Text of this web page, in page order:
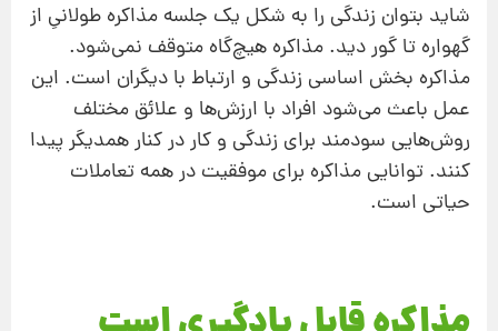
شاید بتوان زندگی را به‌ شکل یک جلسه مذاکره طولانیِ از
گهواره تا گور دید. مذاکره هیچ‌گاه متوقف نمی‌شود.
مذاکره بخش اساسی زندگی و ارتباط با دیگران است. این
عمل باعث می‌شود افراد با ارزش‌ها و علائق مختلف
روش‌هایی سودمند برای زندگی و کار در کنار همدیگر پیدا
‌کنند. توانایی مذاکره برای موفقیت در همه تعاملات
حیاتی است.